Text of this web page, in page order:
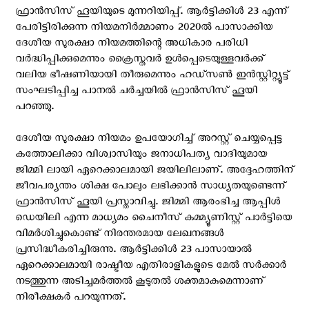
ഫ്രാൻസിസ് ഹൂയിയുടെ മുന്നറിയിപ്പ്. ആർട്ടിക്കിൾ 23 എന്ന്
പേരിട്ടിരിക്കുന്ന നിയമനിർമ്മാണം 2020ൽ പാസാക്കിയ
ദേശീയ സുരക്ഷാ നിയമത്തിന്റെ അധികാര പരിധി
വർദ്ധിപ്പിക്കുമെന്നും ക്രൈസ്തവര്‍ ഉള്‍പ്പെടെയുള്ളവര്‍ക്ക്
വലിയ ഭീഷണിയായി തീരുമെന്നും ഹഡ്സൺ ഇൻസ്റ്റിറ്റ്യൂട്ട്
സംഘടിപ്പിച്ച പാനൽ ചർച്ചയിൽ ഫ്രാൻസിസ് ഹൂയി
പറഞ്ഞു.
ദേശീയ സുരക്ഷാ നിയമം ഉപയോഗിച്ച് അറസ്റ്റ് ചെയ്യപ്പെട്ട
കത്തോലിക്കാ വിശ്വാസിയും ജനാധിപത്യ വാദിയുമായ
ജിമ്മി ലായി ഏറെക്കാലമായി ജയിലിലാണ്. അദ്ദേഹത്തിന്
ജീവപര്യന്തം ശിക്ഷ പോലും ലഭിക്കാൻ സാധ്യതയുണ്ടെന്ന്
ഫ്രാൻസിസ് ഹൂയി പ്രസ്താവിച്ചു. ജിമ്മി ആരംഭിച്ച ആപ്പിൾ
ഡെയിലി എന്ന മാധ്യമം ചൈനീസ് കമ്മ്യൂണിസ്റ്റ് പാർട്ടിയെ
വിമർശിച്ചുകൊണ്ട് നിരന്തരമായ ലേഖനങ്ങൾ
പ്രസിദ്ധീകരിച്ചിരുന്നു. ആർട്ടിക്കിൾ 23 പാസായാൽ
ഏറെക്കാലമായി രാഷ്ട്രീയ എതിരാളികളുടെ മേൽ സർക്കാർ
നടത്തുന്ന അടിച്ചമർത്തൽ കൂടുതൽ ശക്തമാകുമെന്നാണ്
നിരീക്ഷകർ പറയുന്നത്.